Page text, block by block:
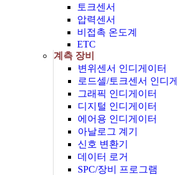
토크센서
압력센서
비접촉 온도계
ETC
계측 장비
변위센서 인디게이터
로드셀/토크센서 인디
그래픽 인디게이터
디지털 인디게이터
에어용 인디게이터
아날로그 계기
신호 변환기
데이터 로거
SPC/장비 프로그램